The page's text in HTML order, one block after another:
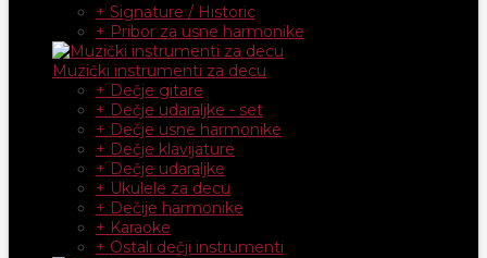
+ Signature / Historic
+ Pribor za usne harmonike
Muzički instrumenti za decu
+ Dečje gitare
+ Dečje udaraljke - set
+ Dečje usne harmonike
+ Dečje klavijature
+ Dečje udaraljke
+ Ukulele za decu
+ Dečije harmonike
+ Karaoke
+ Ostali dečji instrumenti